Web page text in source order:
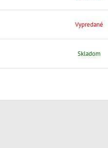
Vypredané
Skladom